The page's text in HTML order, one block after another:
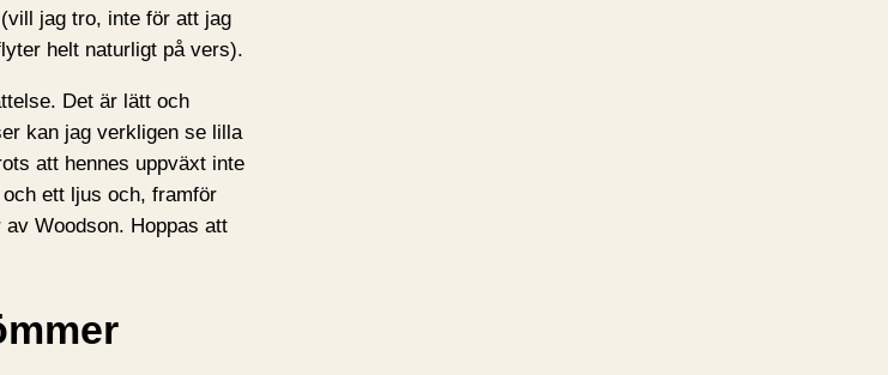
jag tro, inte för att jag
helt naturligt på vers).
Det är lätt och
kan jag verkligen se lilla
att hennes uppväxt inte
ett ljus och, framför
Woodson. Hoppas att